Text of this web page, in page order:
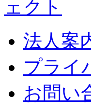
法人案
プライ
お問い